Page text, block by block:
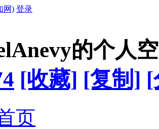
网) 登录
的个人
[收藏] [复制] [
页